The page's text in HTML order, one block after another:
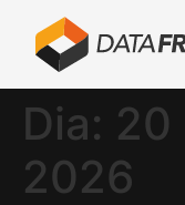
Dia: 20
2026